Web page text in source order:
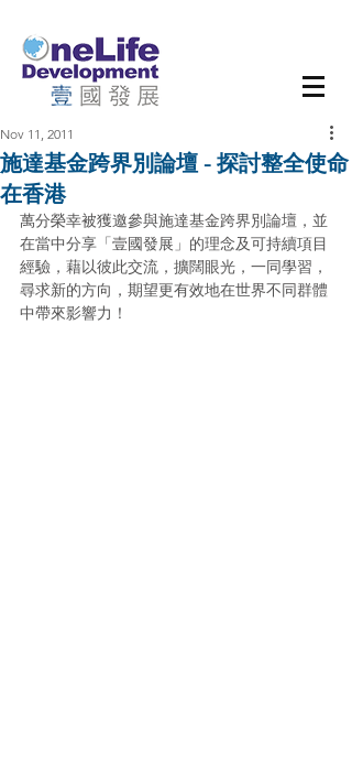
施達基金跨界別論壇 - 探討整全使命
在香港
Nov 11, 2011
萬分榮幸被獲邀參與施達基金跨界別論壇，並
在當中分享「壹國發展」的理念及可持續項目
經驗，藉以彼此交流，擴闊眼光，一同學習，
尋求新的方向，期望更有效地在世界不同群體
中帶來影響力！